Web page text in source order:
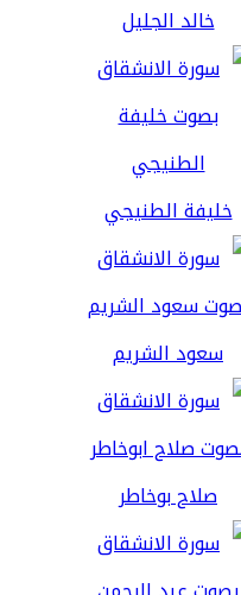
خالد الجليل
خليفة الطنيجي
سعود الشريم
صلاح بوخاطر